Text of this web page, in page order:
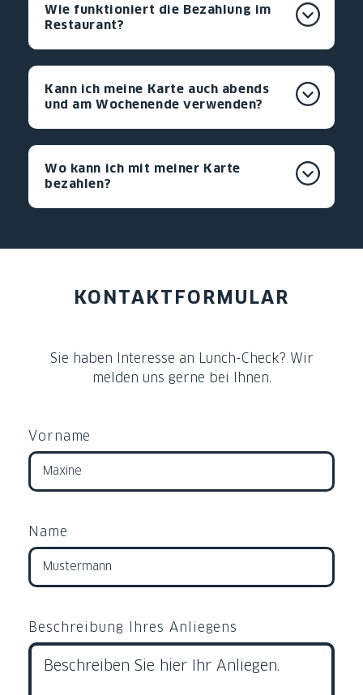
Wie funktioniert die Bezahlung im
Restaurant?
Kann ich meine Karte auch abends
und am Wochenende verwenden?
Wo kann ich mit meiner Karte
bezahlen?
KONTAKTFORMULAR
Sie haben Interesse an Lunch-Check? Wir
melden uns gerne bei Ihnen.
Vorname
Name
Beschreibung Ihres Anliegens